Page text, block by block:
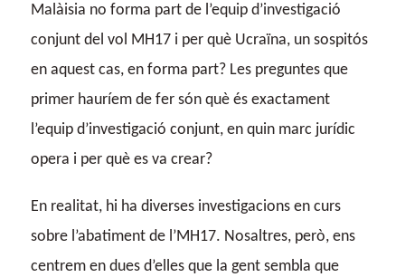
Malàisia no forma part de l’equip d’investigació
conjunt del vol MH17 i per què Ucraïna, un sospitós
en aquest cas, en forma part? Les preguntes que
primer hauríem de fer són què és exactament
l’equip d’investigació conjunt, en quin marc jurídic
opera i per què es va crear?
En realitat, hi ha diverses investigacions en curs
sobre l’abatiment de l’MH17. Nosaltres, però, ens
centrem en dues d’elles que la gent sembla que